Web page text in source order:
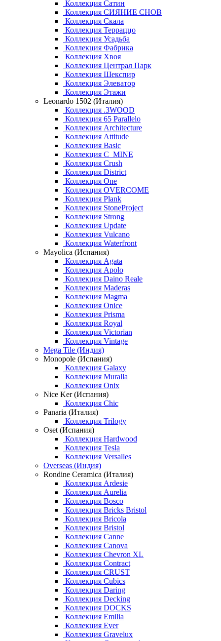
Коллекция Сатин
Коллекция СИЯНИЕ СНОВ
Коллекция Скала
Коллекция Терраццо
Коллекция Усадьба
Коллекция Фабрика
Коллекция Хвоя
Коллекция Централ Парк
Коллекция Шекспир
Коллекция Элеватор
Коллекция Этажи
Leonardo 1502 (Италия)
Коллекция .3WOOD
Коллекция 65 Parallelo
Коллекция Architecture
Коллекция Attitude
Коллекция Basic
Коллекция C_MINE
Коллекция Crush
Коллекция District
Коллекция One
Коллекция OVERCOME
Коллекция Plank
Коллекция StoneProject
Коллекция Strong
Коллекция Update
Коллекция Vulcano
Коллекция Waterfront
Mayolica (Испания)
Коллекция Agata
Коллекция Apolo
Коллекция Daino Reale
Коллекция Maderas
Коллекция Magma
Коллекция Onice
Коллекция Prisma
Коллекция Royal
Коллекция Victorian
Коллекция Vintage
Mega Tile (Индия)
Monopole (Испания)
Коллекция Galaxy
Коллекция Muralla
Коллекция Onix
Nice Ker (Испания)
Коллекция Chic
Panaria (Италия)
Коллекция Trilogy
Oset (Испания)
Коллекция Hardwood
Коллекция Tesla
Коллекция Versalles
Overseas (Индия)
Rondine Ceramica (Италия)
Коллекция Ardesie
Коллекция Aurelia
Коллекция Bosco
Коллекция Bricks Bristol
Коллекция Bricola
Коллекция Bristol
Коллекция Canne
Коллекция Canova
Коллекция Chevron XL
Коллекция Contract
Коллекция CRUST
Коллекция Cubics
Коллекция Daring
Коллекция Decking
Коллекция DOCKS
Коллекция Emilia
Коллекция Ever
Коллекция Gravelux